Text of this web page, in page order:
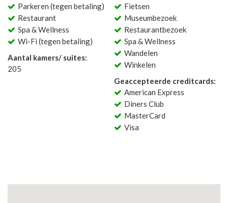
Parkeren (tegen betaling)
Restaurant
Spa & Wellness
Wi-Fi (tegen betaling)
Aantal kamers/ suites:
205
Fietsen
Museumbezoek
Restaurantbezoek
Spa & Wellness
Wandelen
Winkelen
Geaccepteerde creditcards:
American Express
Diners Club
MasterCard
Visa